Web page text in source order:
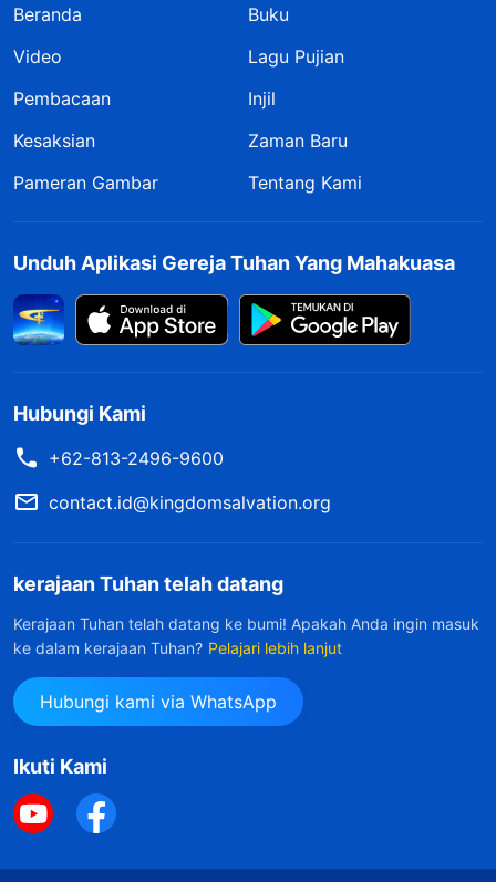
Beranda
Buku
Video
Lagu Pujian
Pembacaan
Injil
Kesaksian
Zaman Baru
Pameran Gambar
Tentang Kami
Unduh Aplikasi Gereja Tuhan Yang Mahakuasa
Hubungi Kami
+62-813-2496-9600
contact.id@kingdomsalvation.org
kerajaan Tuhan telah datang
Kerajaan Tuhan telah datang ke bumi! Apakah Anda ingin masuk
ke dalam kerajaan Tuhan? Pelajari lebih lanjut
Hubungi kami via WhatsApp
Ikuti Kami